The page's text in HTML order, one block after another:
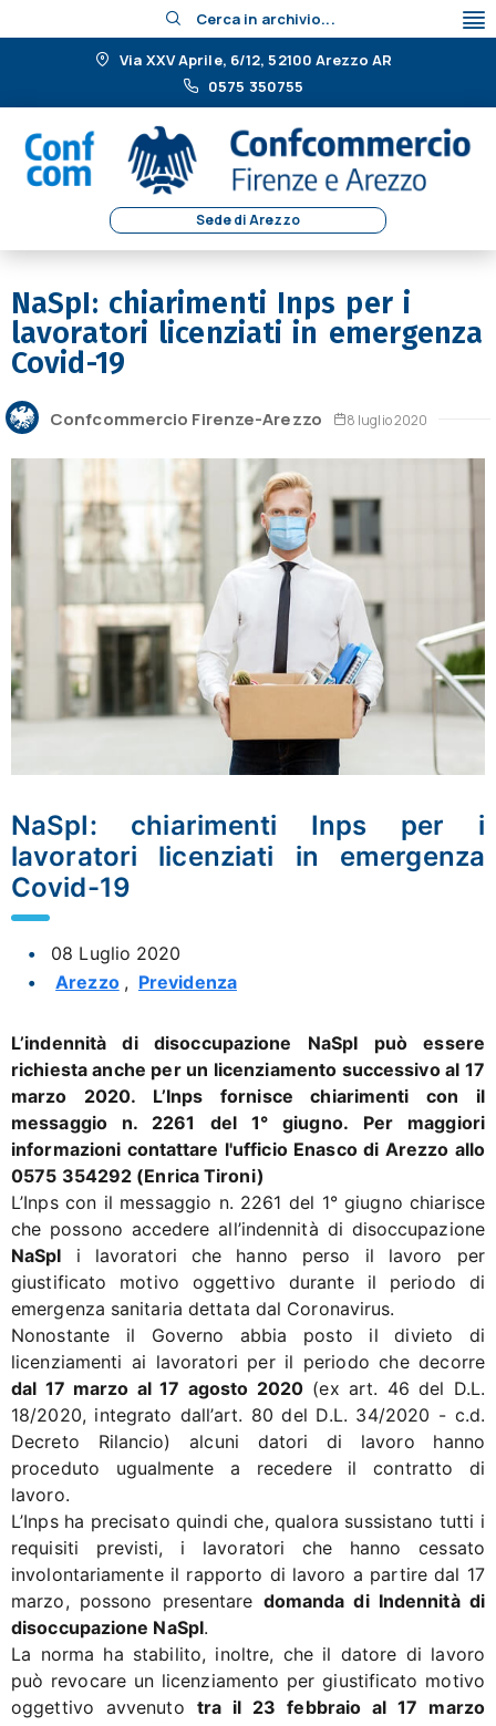
Cerca in archivio...
Via XXV Aprile, 6/12, 52100 Arezzo AR
0575 350755
Sede di Arezzo
NaSpI: chiarimenti Inps per i
lavoratori licenziati in emergenza
Covid-19
Confcommercio Firenze-Arezzo 8 luglio 2020
NaSpI: chiarimenti Inps per i
lavoratori licenziati in emergenza
Covid-19
08 Luglio 2020
Arezzo , Previdenza
L’indennità di disoccupazione NaSpI può essere
richiesta anche per un licenziamento successivo al 17
marzo 2020. L’Inps fornisce chiarimenti con il
messaggio n. 2261 del 1° giugno. Per maggiori
informazioni contattare l'ufficio Enasco di Arezzo allo
0575 354292 (Enrica Tironi)
L’Inps con il messaggio n. 2261 del 1° giugno chiarisce
che possono accedere all’indennità di disoccupazione
NaSpI i lavoratori che hanno perso il lavoro per
giustificato motivo oggettivo durante il periodo di
emergenza sanitaria dettata dal Coronavirus.
Nonostante il Governo abbia posto il divieto di
licenziamenti ai lavoratori per il periodo che decorre
dal 17 marzo al 17 agosto 2020 (ex art. 46 del D.L.
18/2020, integrato dall’art. 80 del D.L. 34/2020 - c.d.
Decreto Rilancio) alcuni datori di lavoro hanno
proceduto ugualmente a recedere il contratto di
lavoro.
L’Inps ha precisato quindi che, qualora sussistano tutti i
requisiti previsti, i lavoratori che hanno cessato
involontariamente il rapporto di lavoro a partire dal 17
marzo, possono presentare domanda di Indennità di
disoccupazione NaSpI.
La norma ha stabilito, inoltre, che il datore di lavoro
può revocare un licenziamento per giustificato motivo
oggettivo avvenuto tra il 23 febbraio al 17 marzo